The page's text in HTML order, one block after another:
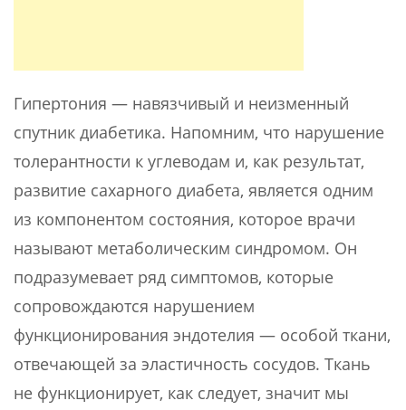
Гипертония — навязчивый и неизменный
спутник диабетика. Напомним, что нарушение
толерантности к углеводам и, как результат,
развитие сахарного диабета, является одним
из компонентом состояния, которое врачи
называют метаболическим синдромом. Он
подразумевает ряд симптомов, которые
сопровождаются нарушением
функционирования эндотелия — особой ткани,
отвечающей за эластичность сосудов. Ткань
не функционирует, как следует, значит мы